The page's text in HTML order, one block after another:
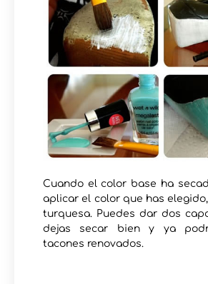
Cuando el color base ha
aplicar el color que has
turquesa. Puedes dar dos
dejas secar bien y ya
tacones renovados.